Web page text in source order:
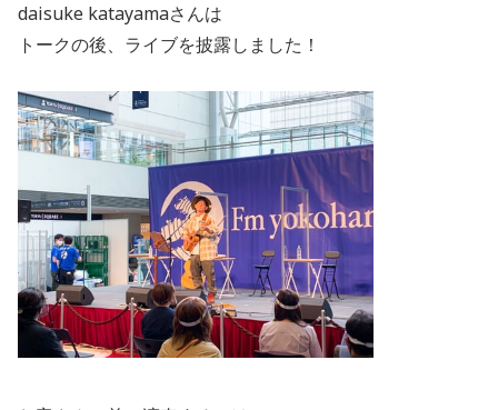
daisuke katayamaさんは
トークの後、ライブを披露しました！